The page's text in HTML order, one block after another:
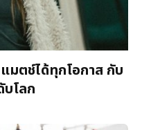
มตช์ได้ทุกโอกาส กับ
โลก